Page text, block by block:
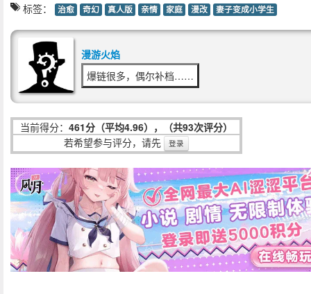
标签： 治愈 奇幻 真人版 亲情 家庭 漫改 妻子变成小学生
漫游火焰
爆链很多，偶尔补档……
当前得分： 461分（平均4.96），（共93次评分）
若希望参与评分，请先
登录